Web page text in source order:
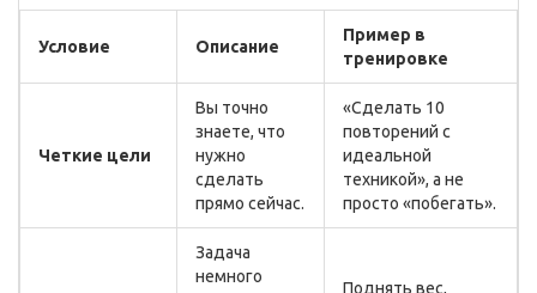
Условие Описание
Пример в
тренировке
Четкие цели
Вы точно
знаете, что
нужно
сделать
прямо сейчас.
«Сделать 10
повторений с
идеальной
техникой», а не
просто «побегать».
Задача
немного
Поднять вес,